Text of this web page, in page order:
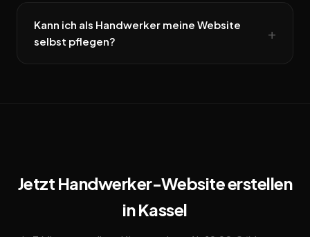
Kann ich als Handwerker meine Website
selbst pflegen?
Jetzt Handwerker-Website erstellen
in Kassel